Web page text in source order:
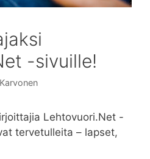
-sivuille!
Lehtovuori.Net -
tervetulleita – lapset,